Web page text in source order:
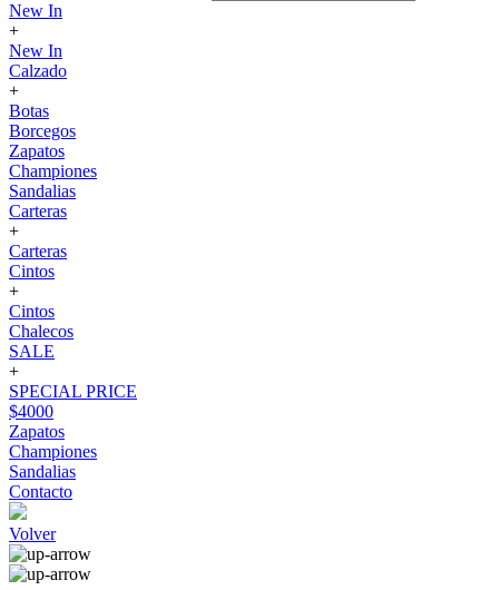
New In
+
New In
Calzado
+
Botas
Borcegos
Zapatos
Championes
Sandalias
Carteras
+
Carteras
Cintos
+
Cintos
Chalecos
SALE
+
SPECIAL PRICE
$4000
Zapatos
Championes
Sandalias
Contacto
Volver